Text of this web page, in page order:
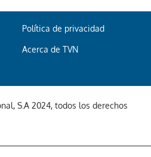
Política de privacidad
Acerca de TVN
S.A 2024, todos los derechos